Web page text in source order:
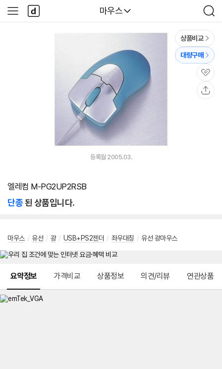
다나와
마우스
검
색
사
이
다
나
와
상품비교
대량구매
관
심
등록월 2005.03.
엘레컴 M-PG2UP2RSB
단종된 상품입니다.
마우스 / 유선 / 광 / USB+PS2젠더 / 좌우대칭 / 유선 광마우스
요약정보 가격비교 상품정보 의견/리뷰 연관상품